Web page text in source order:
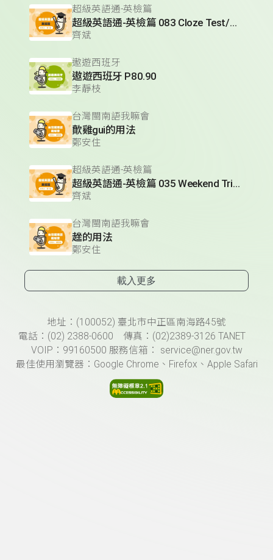
超級英語通-英檢篇
超級英語通-英檢篇 083 Cloze Test/段落填空-13
齊斌
遨遊西班牙
遨遊西班牙 P80.90
李靜枝
台灣閩南語我嘛會
歕雞gui的用法
鄭安住
超級英語通-英檢篇
超級英語通-英檢篇 035 Weekend Trip- 週末旅遊
齊斌
台灣閩南語我嘛會
趖的用法
鄭安住
載入更多
頁尾資訊地址：(100052) 臺北市中正區南海路45號
電話：(02) 2388-0600 傳真：(02)2389-3126 TANET
VOIP：99160500 服務信箱： service@ner.gov.tw
最佳使用瀏覽器：Google Chrome、Firefox、Apple Safari